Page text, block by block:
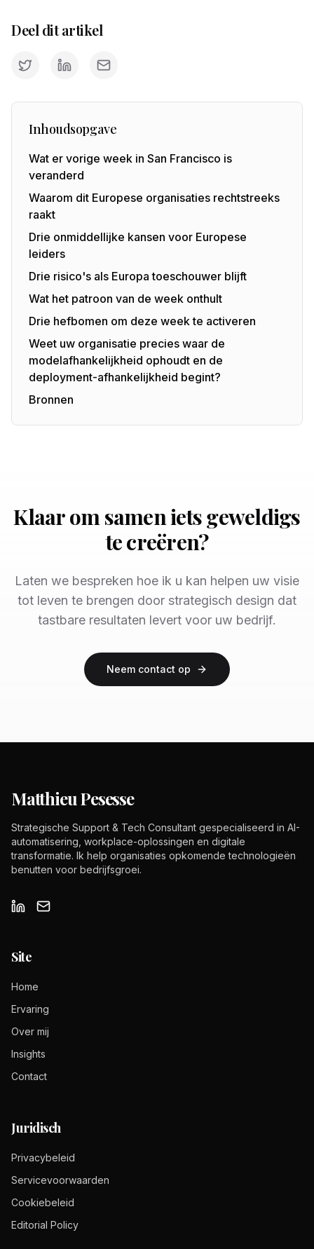
Inhoudsopgave
Wat er vorige week in San Francisco is
veranderd
Waarom dit Europese organisaties rechtstreeks
raakt
Drie onmiddellijke kansen voor Europese
leiders
Drie risico's als Europa toeschouwer blijft
Wat het patroon van de week onthult
Drie hefbomen om deze week te activeren
Weet uw organisatie precies waar de
modelafhankelijkheid ophoudt en de
deployment-afhankelijkheid begint?
Bronnen
Deel dit artikel
Klaar om samen iets geweldigs
te creëren?
Laten we bespreken hoe ik u kan helpen uw visie
tot leven te brengen door strategisch design dat
tastbare resultaten levert voor uw bedrijf.
Neem contact op
Matthieu Pesesse
Strategische Support & Tech Consultant gespecialiseerd in AI-
automatisering, workplace-oplossingen en digitale
transformatie. Ik help organisaties opkomende technologieën
benutten voor bedrijfsgroei.
Site
Home
Ervaring
Over mij
Insights
Contact
Juridisch
Privacybeleid
Servicevoorwaarden
Cookiebeleid
Editorial Policy